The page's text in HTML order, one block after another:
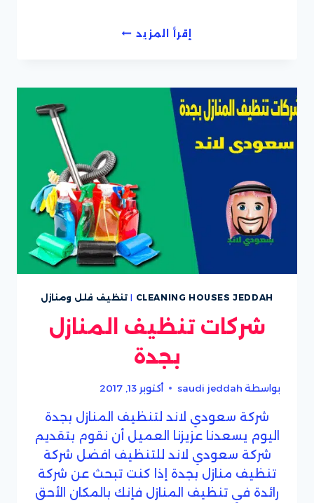
إقرأ المزيدارخص
بجدة
CLEANING HOUSES JEDDAH
| تنظيف فلل ومنازل
شركات تنظيف المنازل
بجدة
بواسطة saudi jeddah أكتوبر 13, 2017
شركة سعودي لاند لتنظيف المنازل بجدة
اليوم يسعدنا عزيزنا العميل أن نقوم بتقديم
شركة سعودي لاند للتنظيف افضل شركة
تنظيف منازل بجدة إذا كنت تبحث عن شركة
رائدة في تنظيف المنازل فإنك بالمكان الأحق